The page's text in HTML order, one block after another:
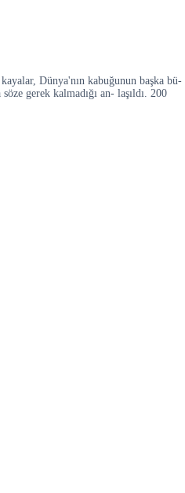
Dünya'nın kabuğunun başka bü-
gerek kalmadığı an- laşıldı. 200